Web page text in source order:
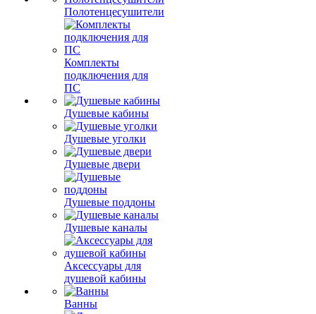
Полотенцесушители
Комплекты
подключения для
ПС
Душевые кабины
Душевые уголки
Душевые двери
Душевые поддоны
Душевые каналы
Аксессуары для
душевой кабины
Ванны